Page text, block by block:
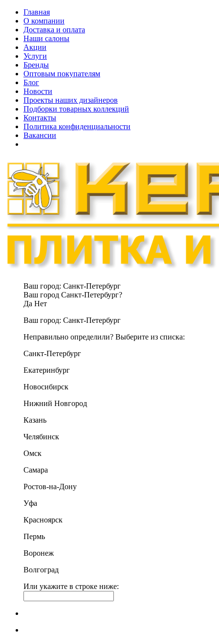
Главная
О компании
Доставка и оплата
Наши cалоны
Акции
Услуги
Бренды
Оптовым покупателям
Блог
Новости
Проекты наших дизайнеров
Подборки товарных коллекций
Контакты
Политика конфиденциальности
Вакансии
Ваш город: Санкт-Петербург
Ваш город Санкт-Петербург?
Да Нет
Ваш город: Санкт-Петербург
Неправильно определили? Выберите из списка:
Санкт-Петербург
Екатеринбург
Новосибирск
Нижний Новгород
Казань
Челябинск
Омск
Самара
Ростов-на-Дону
Уфа
Красноярск
Пермь
Воронеж
Волгоград
Или укажите в строке ниже: